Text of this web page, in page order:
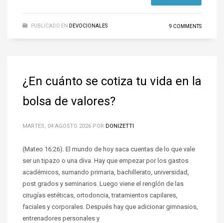
PUBLICADO EN DEVOCIONALES 9 COMMENTS
¿En cuánto se cotiza tu vida en la
bolsa de valores?
MARTES, 04 AGOSTO 2026 POR DONIZETTI
(Mateo 16:26). El mundo de hoy saca cuentas de lo que vale
ser un tipazo o una diva. Hay que empezar por los gastos
académicos, sumando primaria, bachillerato, universidad,
post grados y seminarios. Luego viene el renglón de las
cirugías estéticas, ortodoncia, tratamientos capilares,
faciales y corporales. Después hay que adicionar gimnasios,
entrenadores personales y